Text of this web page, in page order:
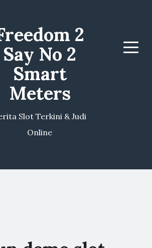
2
Say No 2
Smart
Meters
Slot Terkini & Judi
Online
Menu